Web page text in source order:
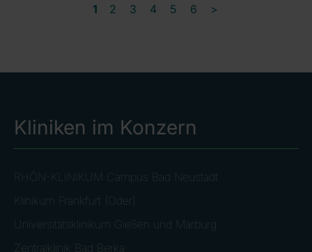
1 2 3 4 5 6 >
Kliniken im Konzern
RHÖN-KLINIKUM Campus Bad Neustadt
Klinikum Frankfurt (Oder)
Universitätsklinikum Gießen und Marburg
Zentralklinik Bad Berka